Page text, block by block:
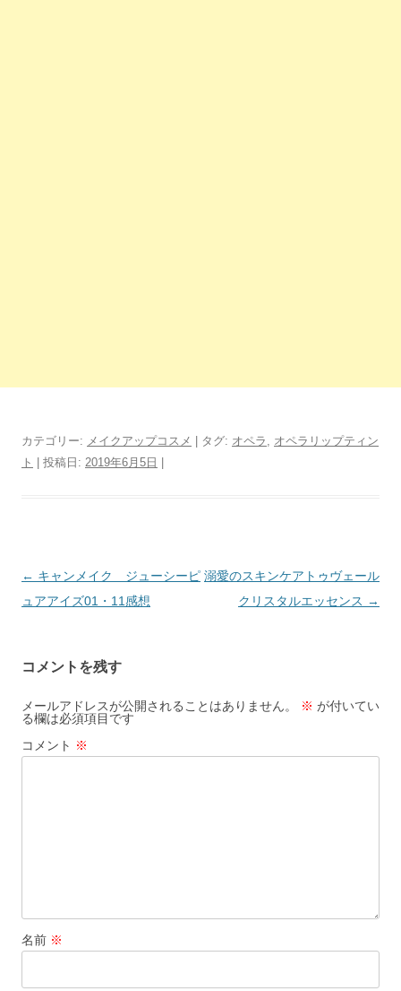
カテゴリー: メイクアップコスメ | タグ: オペラ , オペラリップティン
ト
| 投稿日: 2019年6月5日
投
稿
ゲ
ー
シ
ョ
← キャンメイク ジューシーピ
ュアアイズ01・11感想
溺愛のスキンケアトゥヴェール
クリスタルエッセンス →
コメントを残す
メールアドレスが公開されることはありません。 ※ が付いてい
る欄は必須項目です
コメント ※
名前 ※